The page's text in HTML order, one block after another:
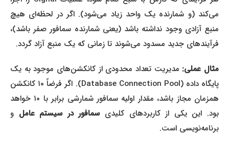
می‌کند (و شمارنده یک واحد زیاد می‌شود). اگر در لحظه‌ای هیچ
منبع آزادی وجود نداشته باشد (یعنی شمارنده سمافور صفر باشد)،
فرآیندهای جدید مسدود می‌شوند تا زمانی که یک منبع آزاد گردد.
مثال عملی:مدیریت تعداد محدودی از کانکشن‌های موجود به یک
پایگاه داده (Database Connection Pool). اگر فرضاً ۱۰ کانکشن
همزمان مجاز باشد، مقدار اولیه سمافور شمارشی برابر با ۱۰ خواهد
بود. این یکی از کاربردهای کلیدیسمافور در سیستم عاملو
برنامه‌نویسی است.